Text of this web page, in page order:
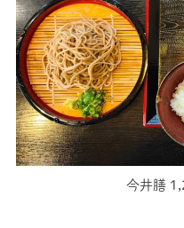
今井膳